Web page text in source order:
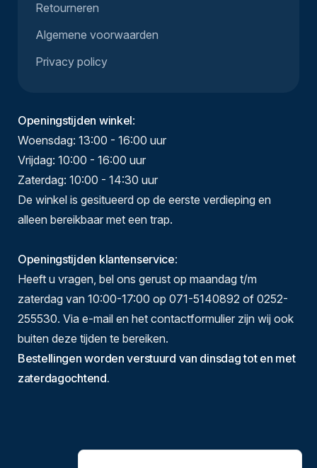
Retourneren
Algemene voorwaarden
Privacy policy
Openingstijden winkel:
Woensdag: 13:00 - 16:00 uur
Vrijdag: 10:00 - 16:00 uur
Zaterdag: 10:00 - 14:30 uur
De winkel is gesitueerd op de eerste verdieping en
alleen bereikbaar met een trap.
Openingstijden klantenservice:
Heeft u vragen, bel ons gerust op maandag t/m
zaterdag van 10:00-17:00 op 071-5140892 of 0252-
255530. Via e-mail en het contactformulier zijn wij ook
buiten deze tijden te bereiken.
Bestellingen worden verstuurd van dinsdag tot en met
zaterdagochtend.